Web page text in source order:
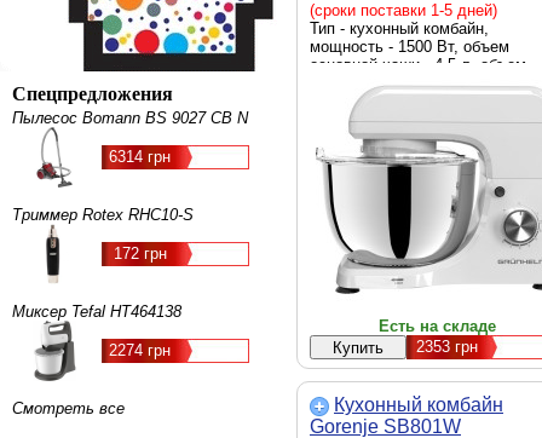
Спецпредложения
Пылесос Bomann BS 9027 CB N
6314 грн
Триммер Rotex RHC10-S
172 грн
Миксер Tefal HT464138
2274 грн
Смотреть все
(сроки поставки 1-5 дней)
Тип - кухонный комбайн,
мощность - 1500 Вт, объем
основной чаши - 4.5 л, объем
чаши блендера - отсутствует,
функции - смешивание,
замешивание теста, Цвет -
Есть на складе
2353 грн
Кухонный комбайн
Gorenje SB801W